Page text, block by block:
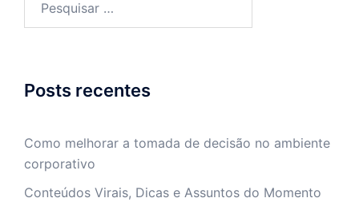
Posts recentes
Como melhorar a tomada de decisão no ambiente
corporativo
Conteúdos Virais, Dicas e Assuntos do Momento